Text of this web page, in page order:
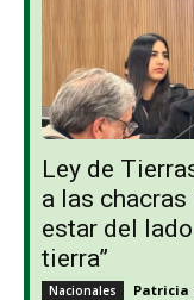
Ley de
a las chacras
estar del
tierra”
Nacionales Patricia